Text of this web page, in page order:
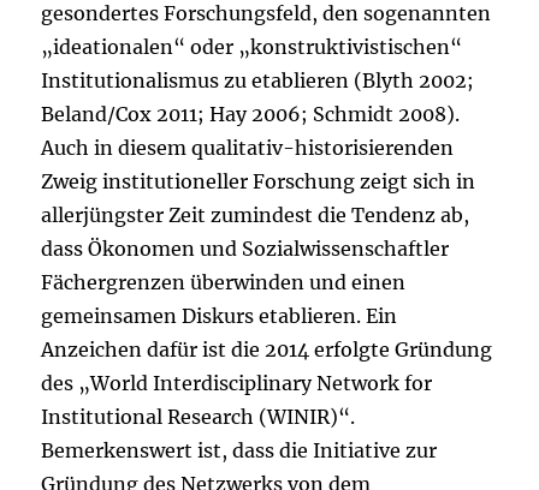
gesondertes Forschungsfeld, den sogenannten
„ideationalen“ oder „konstruktivistischen“
Institutionalismus zu etablieren (Blyth 2002;
Beland/Cox 2011; Hay 2006; Schmidt 2008).
Auch in diesem qualitativ-historisierenden
Zweig institutioneller Forschung zeigt sich in
allerjüngster Zeit zumindest die Tendenz ab,
dass Ökonomen und Sozialwissenschaftler
Fächergrenzen überwinden und einen
gemeinsamen Diskurs etablieren. Ein
Anzeichen dafür ist die 2014 erfolgte Gründung
des „World Interdisciplinary Network for
Institutional Research (WINIR)“.
Bemerkenswert ist, dass die Initiative zur
Gründung des Netzwerks von dem